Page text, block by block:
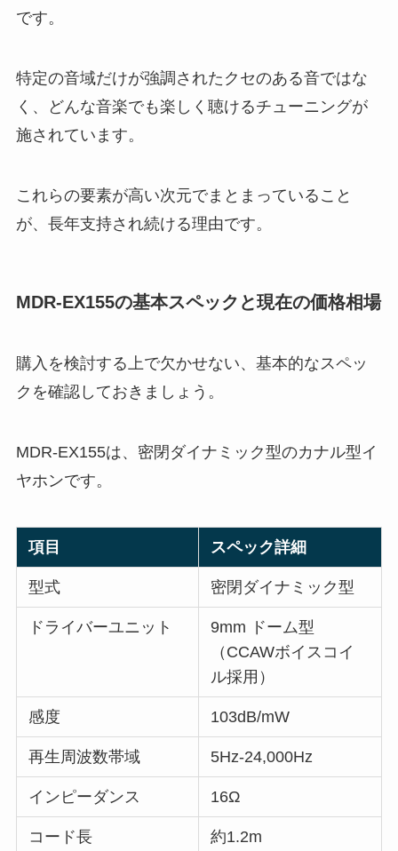
です。
特定の音域だけが強調されたクセのある音ではな
く、どんな音楽でも楽しく聴けるチューニングが
施されています。
これらの要素が高い次元でまとまっていること
が、長年支持され続ける理由です。
MDR-EX155の基本スペックと現在の価格相場
購入を検討する上で欠かせない、基本的なスペッ
クを確認しておきましょう。
MDR-EX155は、密閉ダイナミック型のカナル型イ
ヤホンです。
項目 スペック詳細
型式 密閉ダイナミック型
ドライバーユニット
9mm ドーム型
（CCAWボイスコイ
ル採用）
感度 103dB/mW
再生周波数帯域 5Hz-24,000Hz
インピーダンス 16Ω
コード長 約1.2m